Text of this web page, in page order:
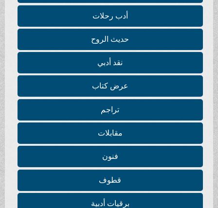
أدب رحلات
حديث الروح
نقد أدبي
عرض كتاب
تراجم
مقابلات
فنون
قطوف
برقيات أدبية